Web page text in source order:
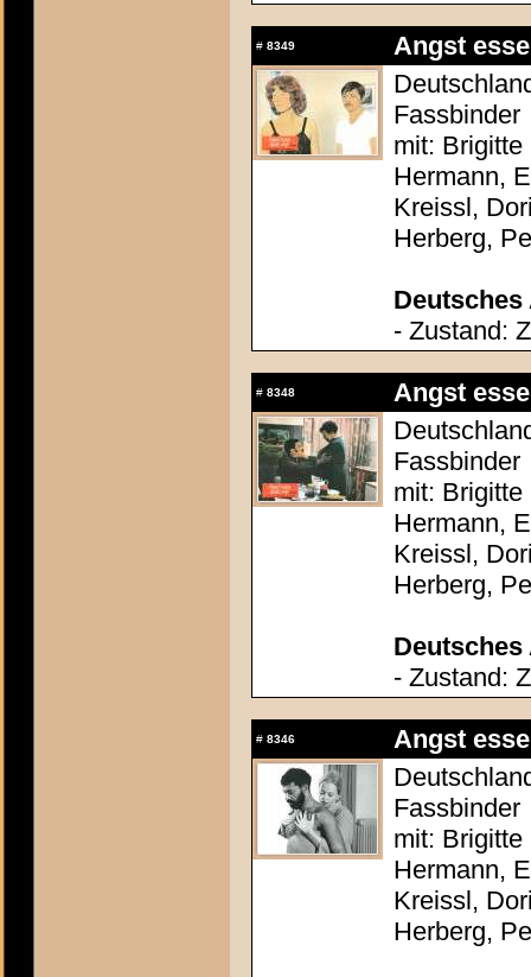
# 8349
Angst
Fassbinder
mit:
Hermann,
Kreissl,
Herberg,
Deutsches
- Zustand:
# 8348
Angst
Fassbinder
mit:
Hermann,
Kreissl,
Herberg,
Deutsches
- Zustand:
# 8346
Angst
Fassbinder
mit:
Hermann,
Kreissl,
Herberg,